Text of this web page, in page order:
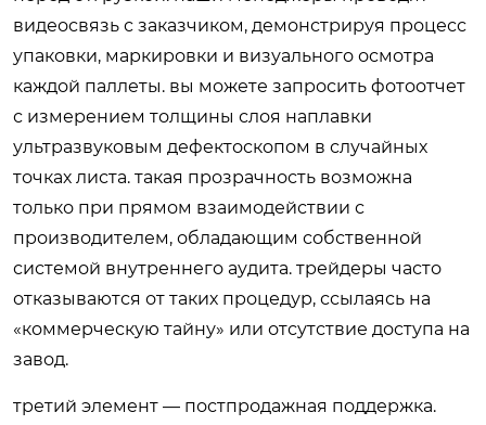
видеосвязь с заказчиком, демонстрируя процесс
упаковки, маркировки и визуального осмотра
каждой паллеты. вы можете запросить фотоотчет
с измерением толщины слоя наплавки
ультразвуковым дефектоскопом в случайных
точках листа. такая прозрачность возможна
только при прямом взаимодействии с
производителем, обладающим собственной
системой внутреннего аудита. трейдеры часто
отказываются от таких процедур, ссылаясь на
«коммерческую тайну» или отсутствие доступа на
завод.
третий элемент — постпродажная поддержка.